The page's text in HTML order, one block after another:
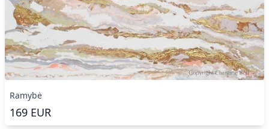
Ramybė
169 EUR